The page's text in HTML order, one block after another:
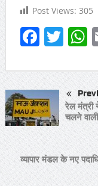
Post Views: 305
रेल मंत्री
चलने
व्यापार मंडल के नए